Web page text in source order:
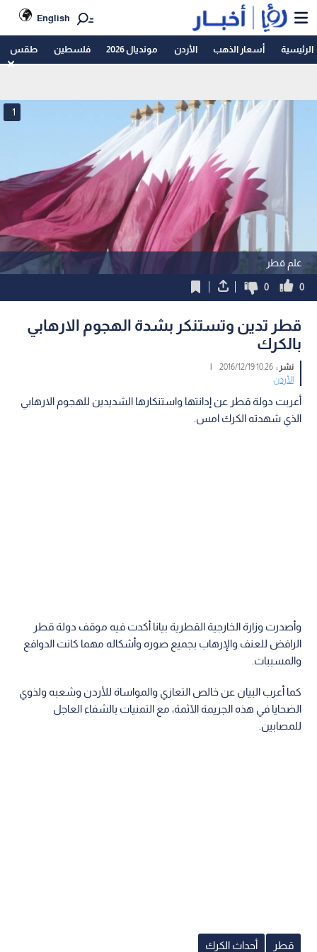
English
الرئيسية أسعار الذهب الأردن مونديال 2026 فلسطين طقس
علم قطر
1
0
0
قطر تدين وتستنكر بشدة الهجوم الارهابي
بالكرك
نشر :10:26 2016/12/19
|
الأردن
أعربت دولة قطر عن إدانتها واستنكارها الشديدين للهجوم الارهابي
الذي شهدته الكرك امس.
وأصدرت وزارة الخارجية القطرية بيانا أكدت فيه موقف دولة قطر
الرافض للعنف والإرهاب بجميع صوره وأشكاله مهما كانت الدوافع
والمسببات.
كما أعرب البيان عن خالص التعازي والمواساة للأردن وشعبه ولذوي
الضحايا في هذه الجريمة الآثمة، مع التمنيات بالشفاء العاجل
للمصابين.
قطر أحداث الكرك